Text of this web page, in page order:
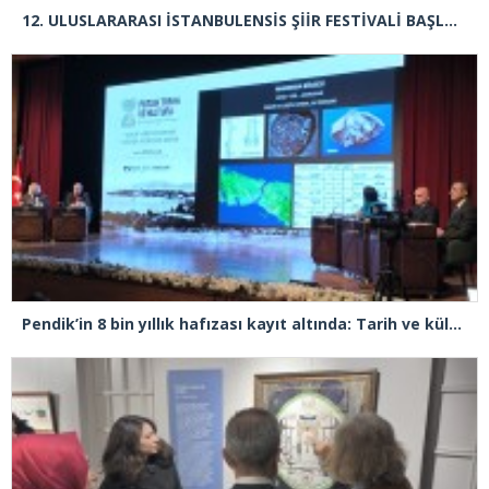
12.⁠ ⁠ULUSLARARASI İSTANBULENSİS ŞİİR FESTİVALİ BAŞLADI
Pendik’in 8 bin yıllık hafızası kayıt altında: Tarih ve kültür sempozyumda buluştu